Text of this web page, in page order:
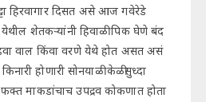
हिरवागार दिसत असे आज गवेरेडे
शेतकऱ्यांनी हिवाळी पिक घेणे बंद
वाल किंवा वरणे येथे होत असत असं
होणारी सोनयाळी केळीसुध्दा
फक्त माकडांचाच उपद्रव कोकणात होता